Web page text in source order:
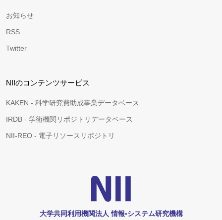
お知らせ
RSS
Twitter
NIIのコンテンツサービス
KAKEN - 科学研究費助成事業データベース
IRDB - 学術機関リポジトリデータベース
NII-REO - 電子リソースリポジトリ
大学共同利用機関法人 情報•システム研究機構